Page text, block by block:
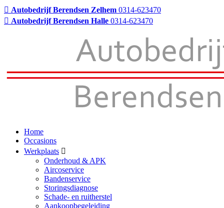
Autobedrijf Berendsen Zelhem 0314-623470
Autobedrijf Berendsen Halle 0314-623470
Home
Occasions
Werkplaats
Onderhoud & APK
Aircoservice
Bandenservice
Storingsdiagnose
Schade- en ruitherstel
Aankoopbegeleiding